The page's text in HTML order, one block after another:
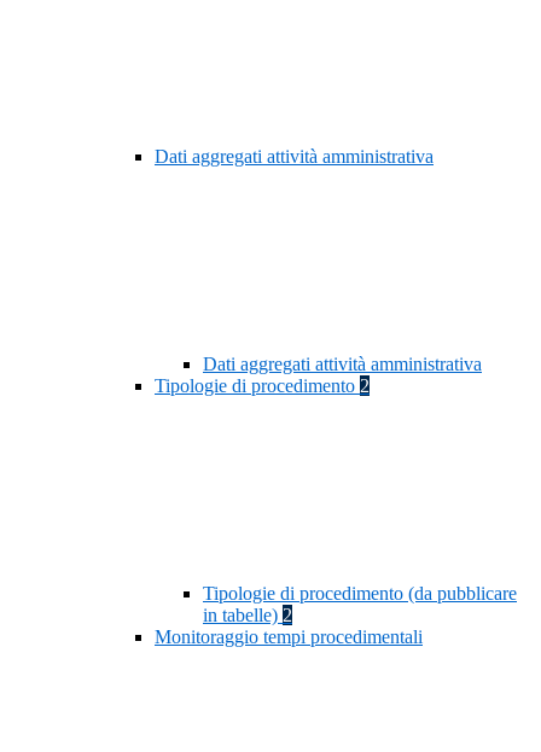
Dati aggregati attività amministrativa
Dati aggregati attività amministrativa
Tipologie di procedimento 2
Tipologie di procedimento (da pubblicare
in tabelle) 2
Monitoraggio tempi procedimentali